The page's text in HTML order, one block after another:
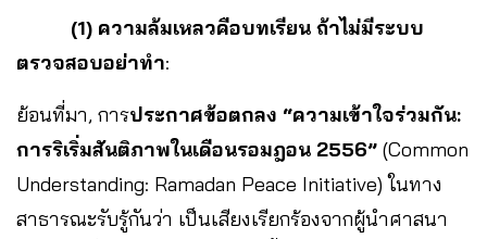
(1) ความล้มเหลวคือบทเรียน ถ้าไม่มีระบบ
ตรวจสอบอย่าทำ:
ย้อนที่มา, การประกาศข้อตกลง “ความเข้าใจร่วมกัน:
การริเริ่มสันติภาพในเดือนรอมฎอน 2556” (Common
Understanding: Ramadan Peace Initiative) ในทาง
สาธารณะรับรู้กันว่า เป็นเสียงเรียกร้องจากผู้นำศาสนา